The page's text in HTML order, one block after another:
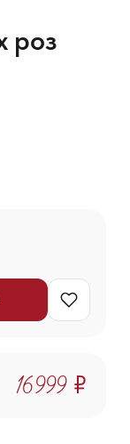
роз
16 999 ₽